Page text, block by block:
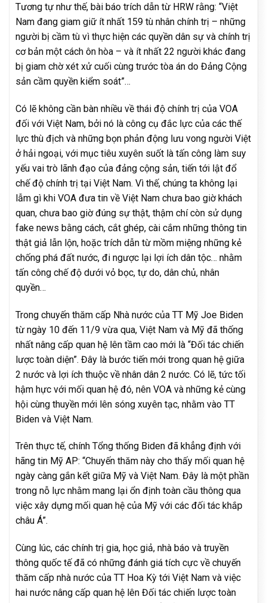
Tương tự như thế, bài báo trích dẫn từ HRW rằng: “Việt
Nam đang giam giữ ít nhất 159 tù nhân chính trị – những
người bị cầm tù vì thực hiện các quyền dân sự và chính trị
cơ bản một cách ôn hòa – và ít nhất 22 người khác đang
bị giam chờ xét xử cuối cùng trước tòa án do Đảng Cộng
sản cầm quyền kiểm soát”…
Có lẽ không cần bàn nhiều về thái độ chính trị của VOA
đối với Việt Nam, bởi nó là công cụ đắc lực của các thế
lực thù địch và những bọn phản động lưu vong người Việt
ở hải ngoại, với mục tiêu xuyên suốt là tấn công làm suy
yếu vai trò lãnh đạo của đảng cộng sản, tiến tới lật đổ
chế độ chính trị tại Việt Nam. Vì thế, chúng ta không lại
lẫm gì khi VOA đưa tin về Việt Nam chưa bao giờ khách
quan, chưa bao giờ đúng sự thật, thậm chí còn sử dụng
fake news bằng cách, cắt ghép, cài cắm những thông tin
thật giả lẫn lộn, hoặc trích dẫn từ mồm miệng những kẻ
chống phá đất nước, đi ngược lại lợi ích dân tộc… nhằm
tấn công chế độ dưới vỏ bọc, tự do, dân chủ, nhân
quyền…
Trong chuyến thăm cấp Nhà nước của TT Mỹ Joe Biden
từ ngày 10 đến 11/9 vừa qua, Việt Nam và Mỹ đã thống
nhất nâng cấp quan hệ lên tầm cao mới là “Đối tác chiến
lược toàn diện”. Đây là bước tiến mới trong quan hệ giữa
2 nước và lợi ích thuộc về nhân dân 2 nước. Có lẽ, tức tối
hậm hực với mối quan hệ đó, nên VOA và những kẻ cùng
hội cùng thuyền mới lên sóng xuyên tạc, nhằm vào TT
Biden và Việt Nam.
Trên thực tế, chính Tổng thống Biden đã khẳng định với
hãng tin Mỹ AP: “Chuyến thăm này cho thấy mối quan hệ
ngày càng gắn kết giữa Mỹ và Việt Nam. Đây là một phần
trong nỗ lực nhằm mang lại ổn định toàn cầu thông qua
việc xây dựng mối quan hệ của Mỹ với các đối tác khắp
châu Á”.
Cùng lúc, các chính trị gia, học giả, nhà báo và truyền
thông quốc tế đã có những đánh giá tích cực về chuyến
thăm cấp nhà nước của TT Hoa Kỳ tới Việt Nam và việc
hai nước nâng cấp quan hệ lên Đối tác chiến lược toàn